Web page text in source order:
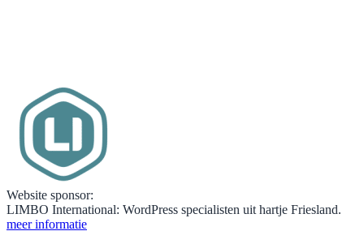
Website sponsor:
LIMBO International: WordPress specialisten uit hartje Friesland.
meer informatie